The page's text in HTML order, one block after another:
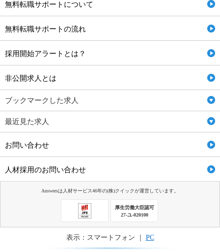
無料転職サポートについて
無料転職サポートの流れ
採用開始アラートとは？
非公開求人とは
ブックマークした求人
最近見た求人
お問い合わせ
人材採用のお問い合わせ
Answersは人材サービス46年の(株)クイックが運営しています。
厚生労働大臣認可
27-ユ-020100
表示：スマートフォン ｜ PC